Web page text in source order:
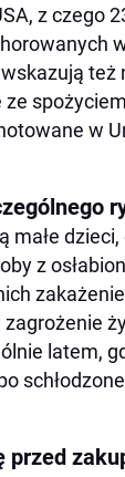
z czego
też
w
małe
z
latem,
przed